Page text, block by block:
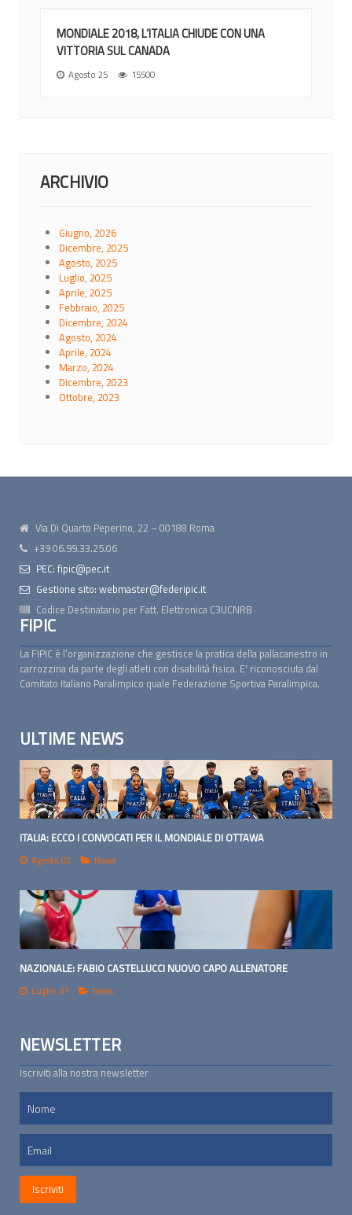
MONDIALE 2018, L’ITALIA CHIUDE CON UNA
VITTORIA SUL CANADA
Agosto 25 15500
ARCHIVIO
Giugno, 2026
Dicembre, 2025
Agosto, 2025
Luglio, 2025
Aprile, 2025
Febbraio, 2025
Dicembre, 2024
Agosto, 2024
Aprile, 2024
Marzo, 2024
Dicembre, 2023
Ottobre, 2023
Via Di Quarto Peperino, 22 – 00188 Roma
+39 06.99.33.25.06
PEC: fipic@pec.it
Gestione sito: webmaster@federipic.it
Codice Destinatario per Fatt. Elettronica C3UCNRB
FIPIC
La FIPIC è l’organizzazione che gestisce la pratica della pallacanestro in
carrozzina da parte degli atleti con disabilità fisica. E' riconosciuta dal
Comitato Italiano Paralimpico quale Federazione Sportiva Paralimpica.
ULTIME NEWS
ITALIA: ECCO I CONVOCATI PER IL MONDIALE DI OTTAWA
Agosto 02 News
NAZIONALE: FABIO CASTELLUCCI NUOVO CAPO ALLENATORE
Luglio 31 News
NEWSLETTER
Iscriviti alla nostra newsletter